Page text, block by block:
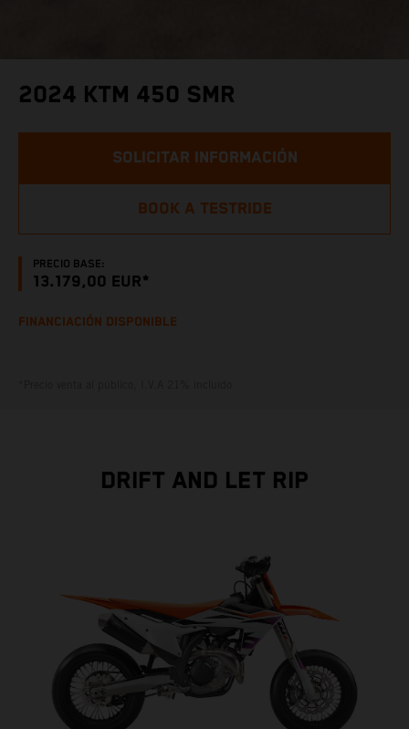
2024 KTM 450 SMR
PRECIO BASE:
13.179,00 EUR*
SOLICITAR INFORMACIÓN
BOOK A TESTRIDE
FINANCIACIÓN DISPONIBLE
DRIFT AND LET RIP